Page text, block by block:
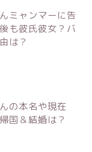
ミャンマーに告
も彼氏彼女？バ
は？
の本名や現在
国＆結婚は？